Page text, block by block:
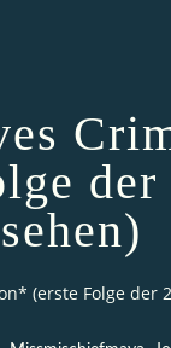
(erste Folge der